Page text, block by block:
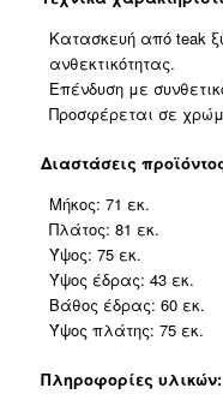
Κατασκευή από teak
ανθεκτικότητας.
Επένδυση με
Προσφέρεται σε
Διαστάσεις
Μήκος: 71 εκ.
Πλάτος: 81 εκ.
Ύψος: 75 εκ.
Ύψος έδρας: 43 εκ.
Βάθος έδρας: 60 εκ.
Ύψος πλάτης: 75 εκ.
Πληροφορίες υλικών: